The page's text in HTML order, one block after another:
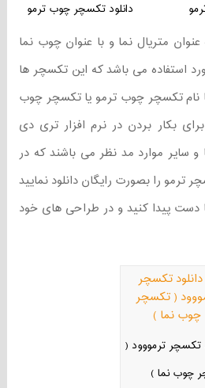
دانلود تکسچر چوب ترمو
متریال نما و با عنوان چوب نما
استفاده می باشد که این تکسچر ها
با نام تکسچر چوب ترمو یا تکسچر چوب
بکار بردن در نرم افزار تری دی
موارد مد نظر می باشند که در
ترمو را بصورت رایگان دانلود نمایید
دست پیدا کنید و در طراحی های خود
تکسچر ترمووود (
چوب نما )